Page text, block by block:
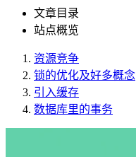
文章目录
站点概览
资源竞争
锁的优化及好多概念
引入缓存
数据库里的事务